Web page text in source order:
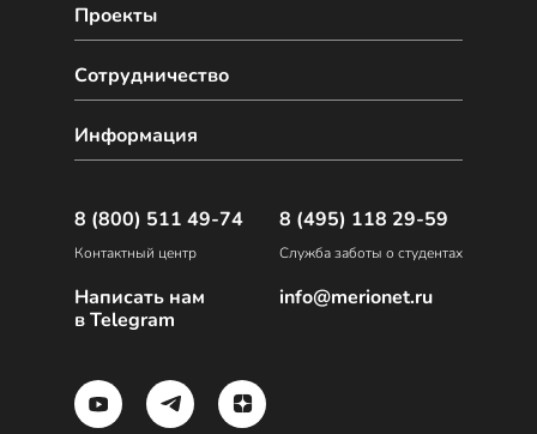
Сотрудничество
Проекты
Информация
8 (800) 511 49-74
Контактный центр
Написать нам
в Telegram
8 (495) 118 29-59
Служба заботы о студентах
info@merionet.ru